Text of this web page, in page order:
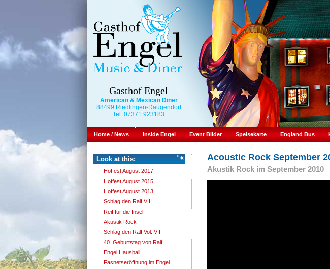
Gasthof Engel
American & Mexican Diner
88499 Riedlingen-Daugendorf
Tel: 07371 923183
Home / News Inside Engel Event Bilder Speisekarte England Bus
Look at this:
Hoffest August 2017
Hoffest August 2015
Hoffest August 2013
Schlag den Ralf VIII
Reif für die Insel
Akustik Rock
Schlag den Ralf Vol. VII
40. Geburtstag von Ralf
Engel Hausball
Fasnetseröffnung im Engel
Acoustic Rock September
Akustik Rock im September 2010